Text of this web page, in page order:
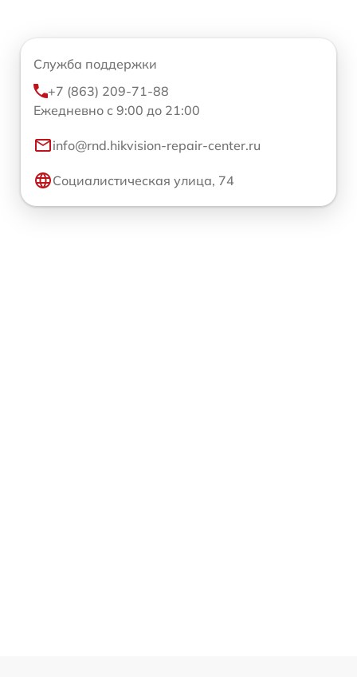
Служба поддержки
+7 (863) 209-71-88
Ежедневно с 9:00 до 21:00
info@rnd.hikvision-repair-center.ru
Социалистическая улица, 74